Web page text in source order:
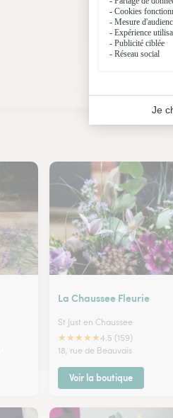
La Chaussee Fleurie
St Just en Chaussee
★★★★★4.5 (159)
18, rue de Beauvais
Voir la boutique